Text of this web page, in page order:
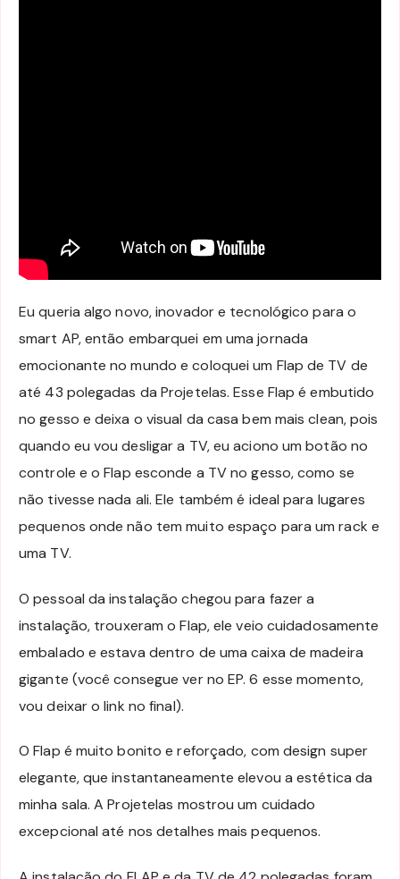
Eu queria algo novo, inovador e tecnológico para o
smart AP, então embarquei em uma jornada
emocionante no mundo e coloquei um Flap de TV de
até 43 polegadas da Projetelas. Esse Flap é embutido
no gesso e deixa o visual da casa bem mais clean, pois
quando eu vou desligar a TV, eu aciono um botão no
controle e o Flap esconde a TV no gesso, como se
não tivesse nada ali. Ele também é ideal para lugares
pequenos onde não tem muito espaço para um rack e
uma TV.
O pessoal da instalação chegou para fazer a
instalação, trouxeram o Flap, ele veio cuidadosamente
embalado e estava dentro de uma caixa de madeira
gigante (você consegue ver no EP. 6 esse momento,
vou deixar o link no final).
O Flap é muito bonito e reforçado, com design super
elegante, que instantaneamente elevou a estética da
minha sala. A Projetelas mostrou um cuidado
excepcional até nos detalhes mais pequenos.